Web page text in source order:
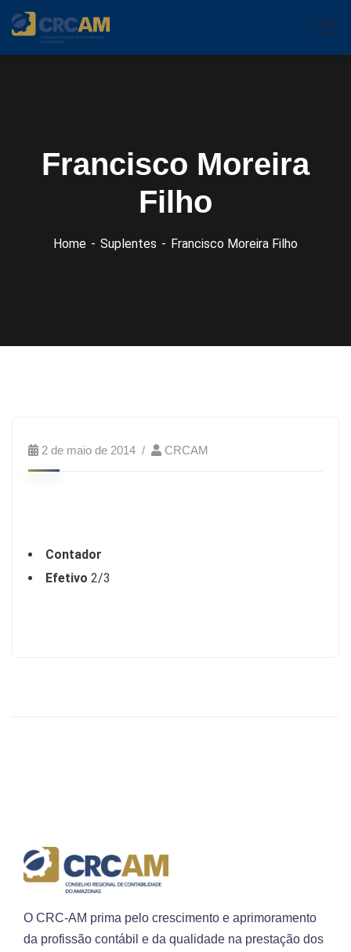
Francisco Moreira
Filho
Home Suplentes Francisco Moreira Filho
2 de maio de 2014 CRCAM
Contador
Efetivo 2/3
O CRC-AM prima pelo crescimento e aprimoramento
da profissão contábil e da qualidade na prestação dos